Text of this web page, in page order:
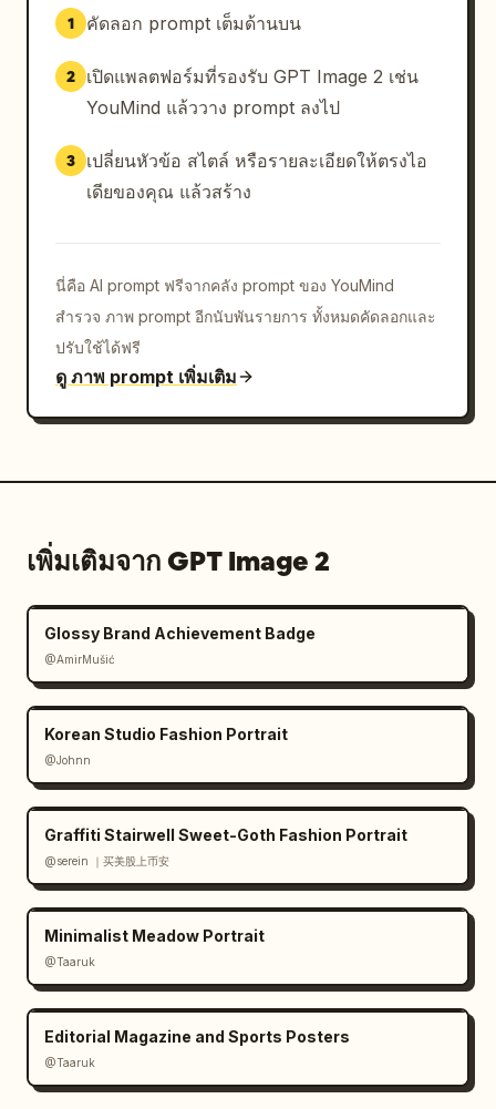
1 คัดลอก prompt เต็มด้านบน
2
เปิดแพลตฟอร์มที่รองรับ GPT Image 2 เช่น
YouMind แล้ววาง prompt ลงไป
3
เปลี่ยนหัวข้อ สไตล์ หรือรายละเอียดให้ตรงไอ
เดียของคุณ แล้วสร้าง
นี่คือ AI prompt ฟรีจากคลัง prompt ของ YouMind
สำรวจ ภาพ prompt อีกนับพันรายการ ทั้งหมดคัดลอกและ
ปรับใช้ได้ฟรี
ดู ภาพ prompt เพิ่มเติม
เพิ่มเติมจาก GPT Image 2
Glossy Brand Achievement Badge
@AmirMušić
Korean Studio Fashion Portrait
@Johnn
Graffiti Stairwell Sweet-Goth Fashion Portrait
@serein ｜买美股上币安
Minimalist Meadow Portrait
@Taaruk
Editorial Magazine and Sports Posters
@Taaruk